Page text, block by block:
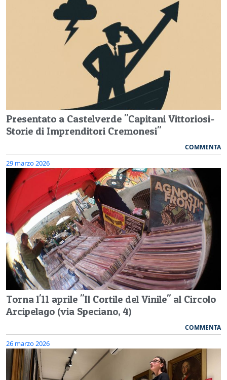
Presentato a Castelverde "Capitani Vittoriosi-
Storie di Imprenditori Cremonesi"
COMMENTA
29 marzo 2026
Torna l'11 aprile "Il Cortile del Vinile" al Circolo
Arcipelago (via Speciano, 4)
COMMENTA
26 marzo 2026